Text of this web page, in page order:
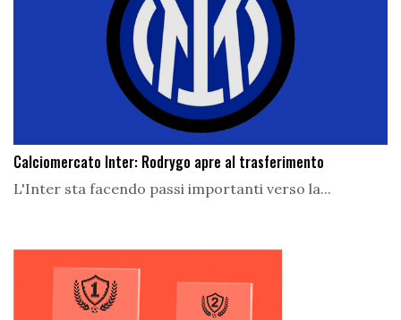
Calciomercato Inter: Rodrygo apre al trasferimento
L'Inter sta facendo passi importanti verso la...